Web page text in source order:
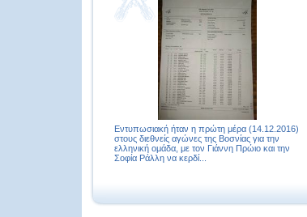
Εντυπωσιακή ήταν η πρώτη μέρα (14.12.2016)
στους διεθνείς αγώνες της Βοσνίας για την
ελληνική ομάδα, με τον Γιάννη Πρώιο και την
Σοφία Ράλλη να κερδί...